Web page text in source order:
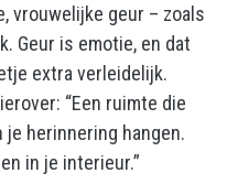
vrouwelijke geur – zoals
Geur is emotie, en dat
extra verleidelijk.
“Een ruimte die
herinnering hangen.
in je interieur.”